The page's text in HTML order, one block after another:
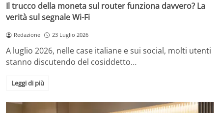
Il trucco della moneta sul router funziona davvero? La
verità sul segnale Wi-Fi
Redazione 23 Luglio 2026
A luglio 2026, nelle case italiane e sui social, molti utenti
stanno discutendo del cosiddetto…
Leggi di più